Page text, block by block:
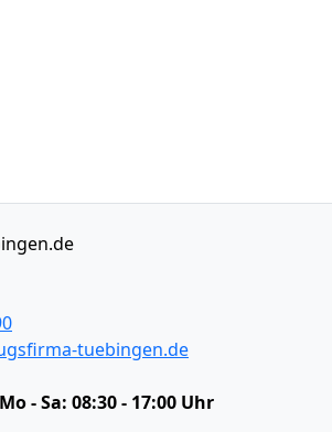
tuebingen.de
Mo - Sa: 08:30 - 17:00 Uhr